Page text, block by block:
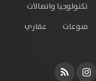
تكنولوجيا واتصالات
منوعات
عقاري